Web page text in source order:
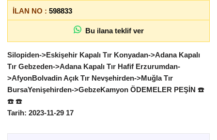
İLAN NO : 598833
Bu ilana teklif ver
Silopiden->Eskişehir Kapalı Tır Konyadan->Adana Kapalı
Tır Gebzeden->Adana Kapalı Tır Hafif Erzurumdan-
>AfyonBolvadin Açık Tır Nevşehirden->Muğla Tır
BursaYenişehirden->GebzeKamyon ÖDEMELER PEŞİN ☎️
☎️ ☎️
Tarih: 2023-11-29 17